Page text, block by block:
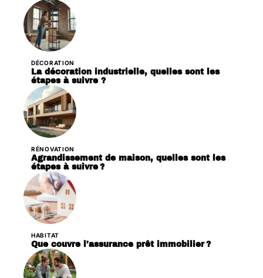
DÉCORATION
La décoration industrielle, quelles sont les
étapes à suivre ?
RÉNOVATION
Agrandissement de maison, quelles sont les
étapes à suivre ?
HABITAT
Que couvre l’assurance prêt immobilier ?